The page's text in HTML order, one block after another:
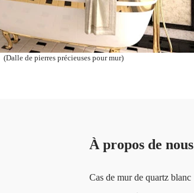
(Dalle de pierres précieuses pour mur)
À propos de nous
Cas de mur de quartz blanc